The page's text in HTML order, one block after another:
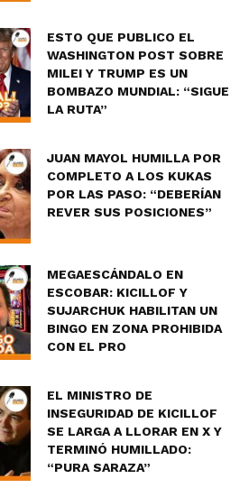
ESTO QUE PUBLICO EL
WASHINGTON POST SOBRE
MILEI Y TRUMP ES UN
BOMBAZO MUNDIAL: “SIGUE
LA RUTA”
JUAN MAYOL HUMILLA POR
COMPLETO A LOS KUKAS
POR LAS PASO: “DEBERÍAN
REVER SUS POSICIONES”
MEGAESCÁNDALO EN
ESCOBAR: KICILLOF Y
SUJARCHUK HABILITAN UN
BINGO EN ZONA PROHIBIDA
CON EL PRO
EL MINISTRO DE
INSEGURIDAD DE KICILLOF
SE LARGA A LLORAR EN X Y
TERMINÓ HUMILLADO:
“PURA SARAZA”